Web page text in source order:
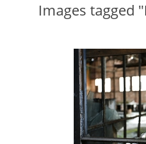
Images tagged